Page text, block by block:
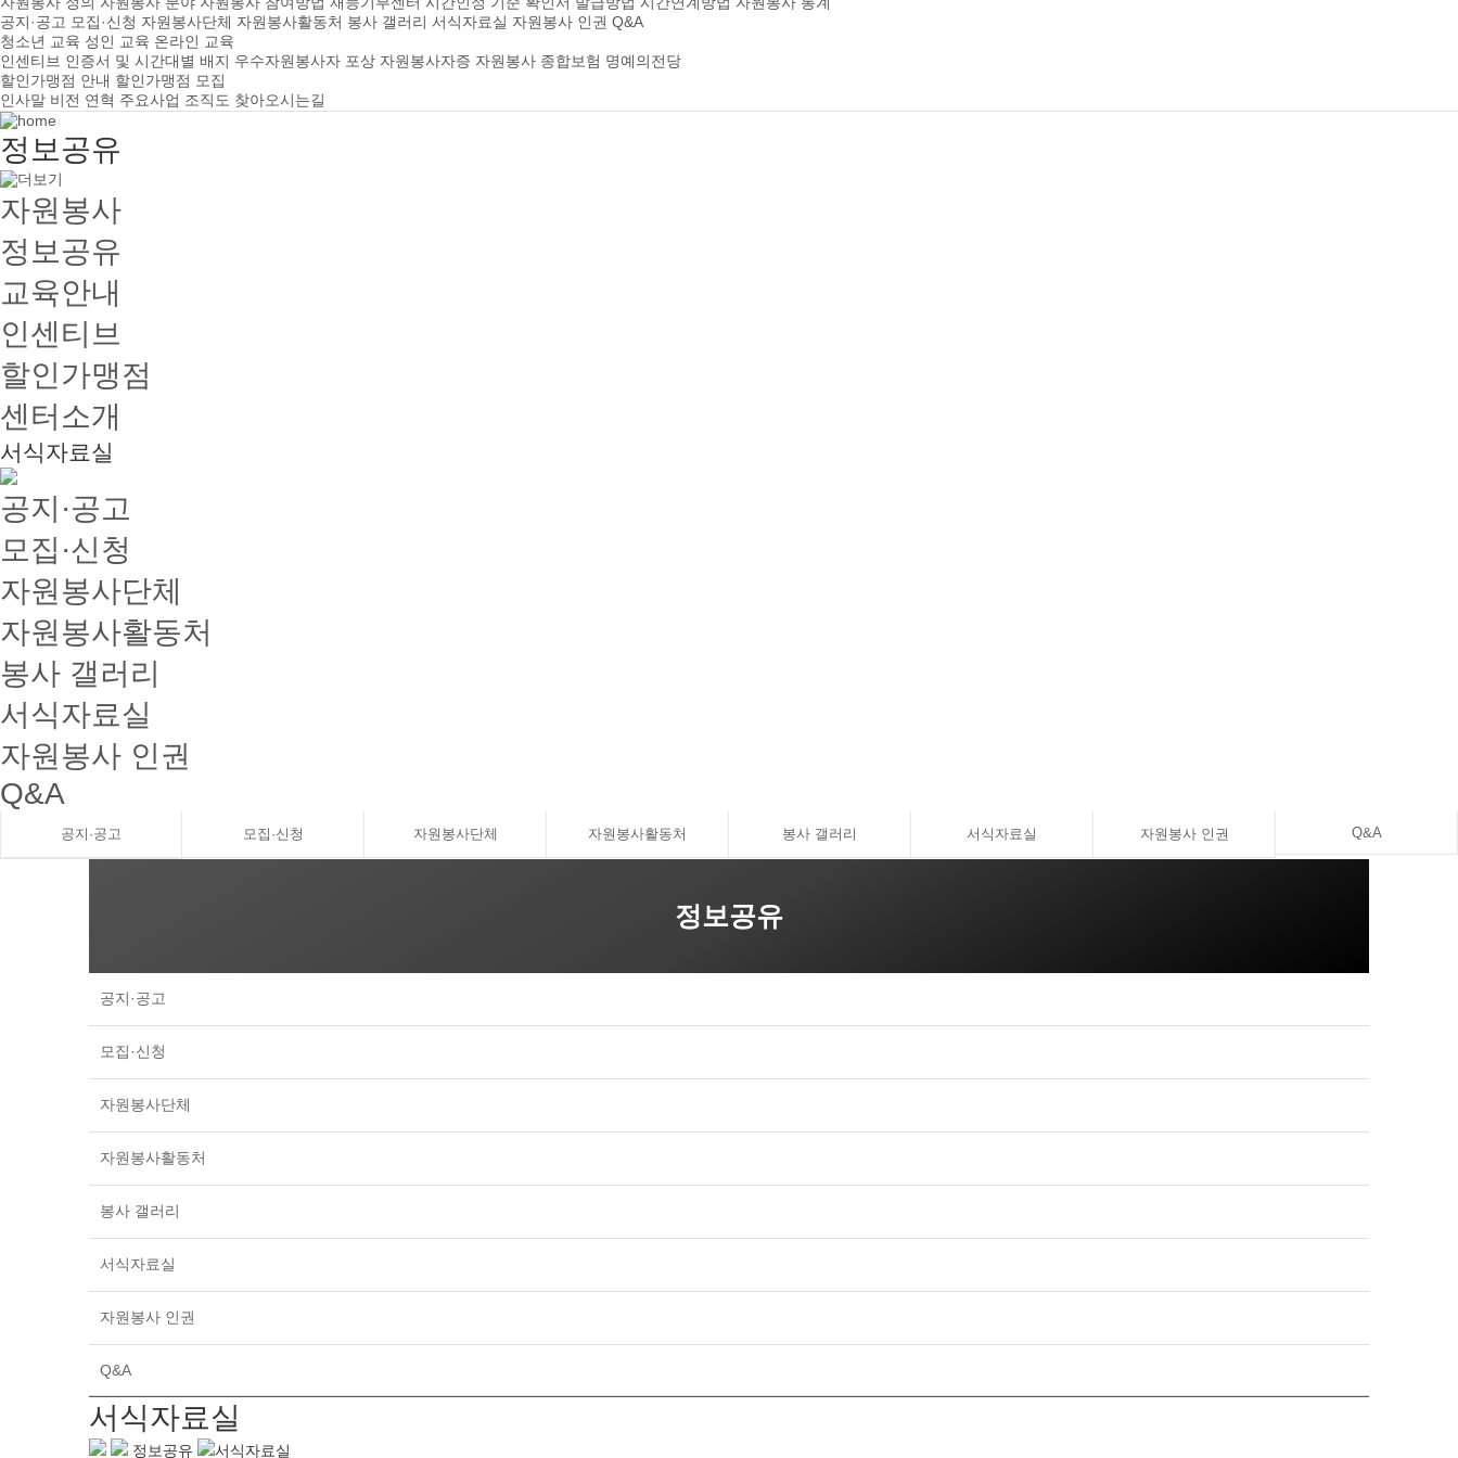
공지·공고 모집·신청 자원봉사단체 자원봉사활동처 봉사 갤러리 서식자료실 자원봉사 인권 Q&A
청소년 교육 성인 교육 온라인 교육
인센티브 인증서 및 시간대별 배지 우수자원봉사자 포상 자원봉사자증 자원봉사 종합보험 명예의전당
할인가맹점 안내 할인가맹점 모집
인사말 비전 연혁 주요사업 조직도 찾아오시는길
정보공유
자원봉사
정보공유
교육안내
인센티브
할인가맹점
센터소개
서식자료실
공지·공고
모집·신청
자원봉사단체
자원봉사활동처
봉사 갤러리
서식자료실
자원봉사 인권
Q&A
공지·공고 모집·신청 자원봉사단체 자원봉사활동처 봉사 갤러리 서식자료실 자원봉사 인권 Q&A
정보공유
공지·공고
모집·신청
자원봉사단체
자원봉사활동처
봉사 갤러리
서식자료실
자원봉사 인권
Q&A
서식자료실
정보공유 서식자료실